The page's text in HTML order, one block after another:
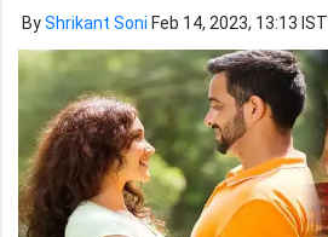
ByShrikant Soni Feb 14, 2023, 13:13 IST